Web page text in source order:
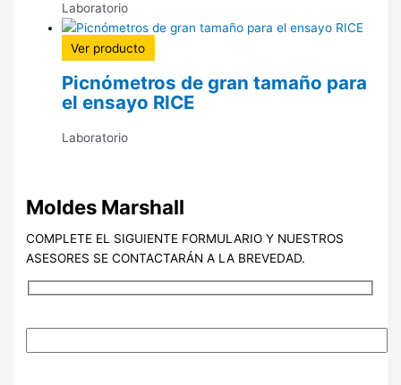
Laboratorio
Ver producto
Picnómetros de gran tamaño para
el ensayo RICE
Laboratorio
Moldes Marshall
COMPLETE EL SIGUIENTE FORMULARIO Y NUESTROS
ASESORES SE CONTACTARÁN A LA BREVEDAD.